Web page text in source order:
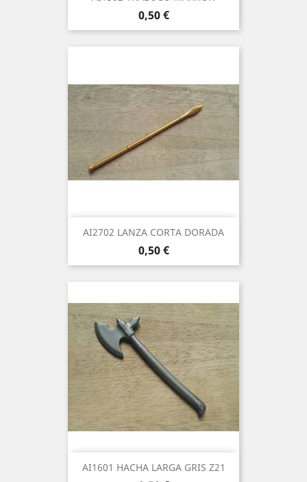
Precio
0,50 €
AI2702 LANZA CORTA DORADA
Precio
0,50 €
AI1601 HACHA LARGA GRIS Z21